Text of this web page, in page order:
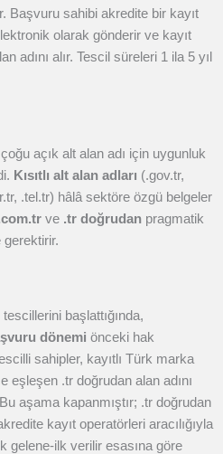
Başvuru sahibi akredite bir kayıt
olarak gönderir ve kayıt
adını alır. Tescil süreleri 1 ila 5 yıl
açık alt alan adı için uygunluk
Kısıtlı alt alan adları (.gov.tr,
.tel.tr) hâlâ sektöre özgü belgeler
ve .tr doğrudan pragmatik
başlattığında,
dönemi önceki hak
sahipler, kayıtlı Türk marka
eşleşen .tr doğrudan alan adını
aşama kapanmıştır; .tr doğrudan
kayıt operatörleri aracılığıyla
gelene-ilk verilir esasına göre